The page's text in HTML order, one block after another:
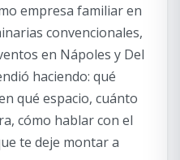
empresa familiar en
convencionales,
en Nápoles y Del
haciendo: qué
qué espacio, cuánto
cómo hablar con el
te deje montar a